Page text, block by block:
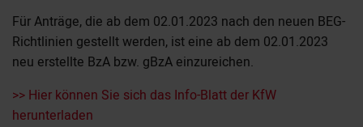
Für Anträge, die ab dem 02.01.2023 nach den neuen BEG-
Richtlinien gestellt werden, ist eine ab dem 02.01.2023
neu erstellte BzA bzw. gBzA einzureichen.
>> Hier können Sie sich das Info-Blatt der KfW
herunterladen